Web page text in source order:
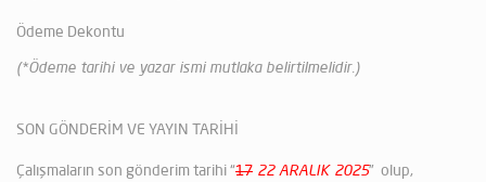
Ödeme Dekontu
(*Ödeme tarihi ve yazar ismi mutlaka belirtilmelidir.)
SON GÖNDERİM VE YAYIN TARİHİ
Çalışmaların son gönderim tarihi “17 22 ARALIK 2025” olup,